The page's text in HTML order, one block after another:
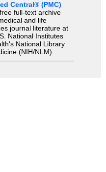
Central® (PMC)
full-text archive
and life
journal literature at
National Institutes
National Library
(NIH/NLM).